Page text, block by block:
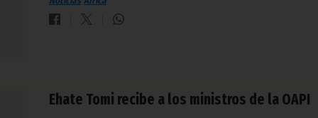
Ehate Tomi recibe a los ministros de la OAPI